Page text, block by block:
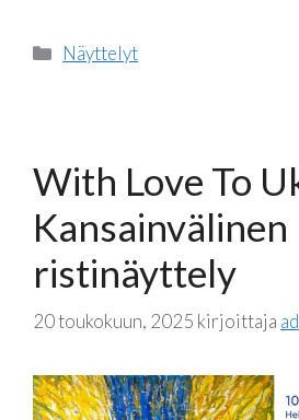
Kategoriat
Näyttelyt
With Love To
Kansainvälinen
ristinäyttely
20 toukokuun, 2025 kirjoittaja